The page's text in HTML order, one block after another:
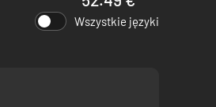
Wszystkie języki